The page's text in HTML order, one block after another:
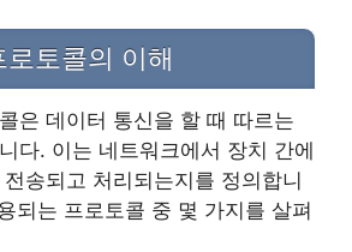
토콜의 이해
은 데이터 통신을 할 때 따르는
다. 이는 네트워크에서 장치 간에
송되고 처리되는지를 정의합니
되는 프로토콜 중 몇 가지를 살펴